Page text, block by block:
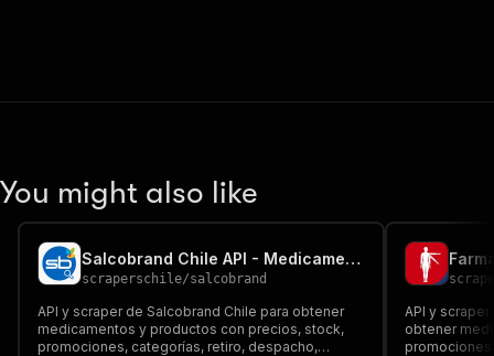
You might also like
Salcobrand Chile API - Medicamentos y Precios
scraperschile/salcobrand
API y scraper de Salcobrand Chile para obtener
medicamentos y productos con precios, stock,
promociones, categorías, retiro, despacho,
API y scraper
obtener